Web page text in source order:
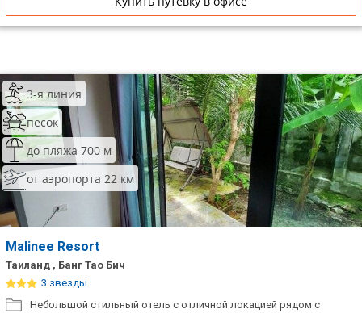
3-я линия
песок
до пляжа 700 м
от аэропорта 22 км
Malinee Resort
Таиланд , Банг Тао Бич
3 звезды
Небольшой стильный отель с отличной локацией рядом с